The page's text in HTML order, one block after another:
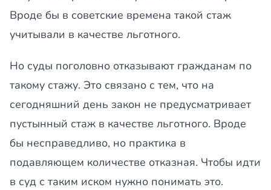
Вроде бы в советские времена такой стаж
учитывали в качестве льготного.
Но суды поголовно отказывают гражданам по
такому стажу. Это связано с тем, что на
сегодняшний день закон не предусматривает
пустынный стаж в качестве льготного. Вроде
бы несправедливо, но практика в
подавляющем количестве отказная. Чтобы идти
в суд с таким иском нужно понимать это.